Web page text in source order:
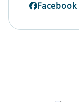
Facebook